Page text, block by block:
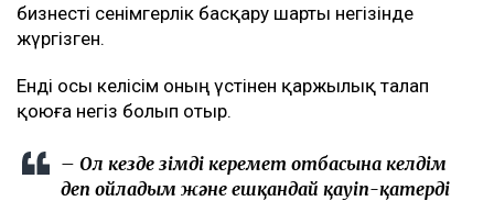
бизнесті сенімгерлік басқару шарты негізінде
жүргізген.
Енді осы келісім оның үстінен қаржылық талап
қоюға негіз болып отыр.
– Ол кезде өзімді керемет отбасына келдім
деп ойладым және ешқандай қауіп-қатерді